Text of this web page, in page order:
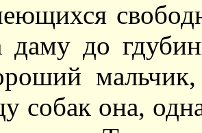
даму до
собак она,